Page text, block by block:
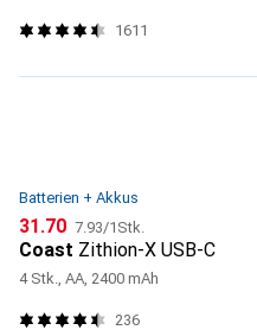
1611
Batterien + Akkus
CHF
31.70 CHF
7.93/1Stk.
Coast Zithion-X USB-C
4 Stk., AA, 2400 mAh
236